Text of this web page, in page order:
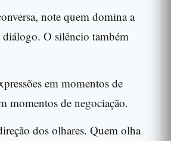
note quem domina a
diálogo. O silêncio também
em momentos de
momentos de negociação.
dos olhares. Quem olha